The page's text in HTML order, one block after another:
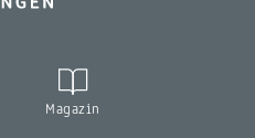
Magazin